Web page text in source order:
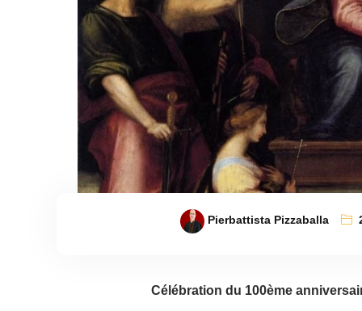
Pierbattista Pizzaballa
Célébration du 100ème